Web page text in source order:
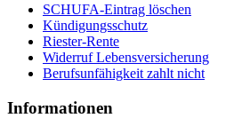
SCHUFA-Eintrag löschen
Kündigungsschutz
Riester-Rente
Widerruf Lebensversicherung
Berufsunfähigkeit zahlt nicht
Informationen